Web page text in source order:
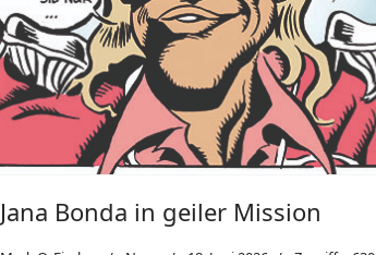
Jana Bonda in geiler Mission